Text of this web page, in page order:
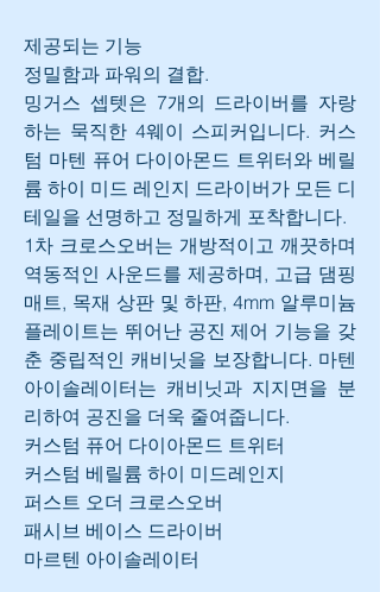
제공되는 기능
정밀함과 파워의 결합.
밍거스 셉텟은 7개의 드라이버를 자랑
하는 묵직한 4웨이 스피커입니다. 커스
텀 마텐 퓨어 다이아몬드 트위터와 베릴
륨 하이 미드 레인지 드라이버가 모든 디
테일을 선명하고 정밀하게 포착합니다.
1차 크로스오버는 개방적이고 깨끗하며
역동적인 사운드를 제공하며, 고급 댐핑
매트, 목재 상판 및 하판, 4mm 알루미늄
플레이트는 뛰어난 공진 제어 기능을 갖
춘 중립적인 캐비닛을 보장합니다. 마텐
아이솔레이터는 캐비닛과 지지면을 분
리하여 공진을 더욱 줄여줍니다.
커스텀 퓨어 다이아몬드 트위터
커스텀 베릴륨 하이 미드레인지
퍼스트 오더 크로스오버
패시브 베이스 드라이버
마르텐 아이솔레이터